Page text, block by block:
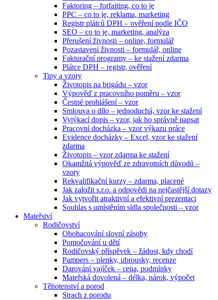
Faktoring – forfaiting, co to je
PPC – co to je, reklama, marketing
Registr plátců DPH – ověření podle IČO
SEO – co to je, marketing, analýza
Přerušení živnosti – online, formulář
Pozastavení živnosti – formulář, online
Fakturační programy – ke stažení zdarma
Plátce DPH – registr, ověření
Tipy a vzory
Životopis na brigádu – vzor
Výpověď z pracovního poměru – vzor
Čestné prohlášení – vzor
Smlouva o dílo – jednoduchá, vzor ke stažení
Vytýkací dopis – vzor, jak ho správně napsat
Pracovní docházka – vzor výkazu práce
Evidence docházky – Excel, vzor ke stažení
zdarma
Životopis – vzor zdarma ke stažení
Okamžitá výpověď ze zdravotních důvodů –
vzory
Rekvalifikační kurzy – zdarma, placené
Jak založit s.r.o. a odpovědi na nejčastější dotazy
Jak vytvořit atraktivní a efektivní prezentaci
Souhlas s umístěním sídla společnosti – vzor
Mateřství
Rodičovství
Obohacování slovní zásoby
Pomočování u dětí
Rodičovský příspěvek – žádost, kdy chodí
Pampers – plenky, ubrousky, recenze
Darování vajíček – cena, podmínky
Mateřská dovolená – délka, nárok, výpočet
Těhotenství a porod
Strach z porodu